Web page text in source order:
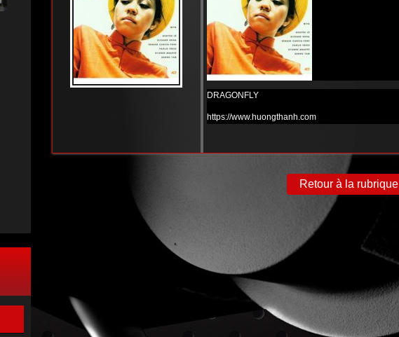
DRAGONFLY
https://www.huongthanh.com
Retour à la rubrique